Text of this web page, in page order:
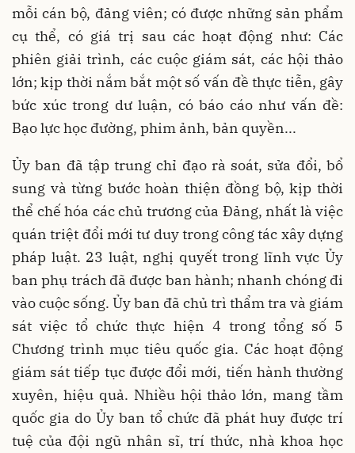
mỗi cán bộ, đảng viên; có được những sản phẩm
cụ thể, có giá trị sau các hoạt động như: Các
phiên giải trình, các cuộc giám sát, các hội thảo
lớn; kịp thời nắm bắt một số vấn đề thực tiễn, gây
bức xúc trong dư luận, có báo cáo như vấn đề:
Bạo lực học đường, phim ảnh, bản quyền...
Ủy ban đã tập trung chỉ đạo rà soát, sửa đổi, bổ
sung và từng bước hoàn thiện đồng bộ, kịp thời
thể chế hóa các chủ trương của Đảng, nhất là việc
quán triệt đổi mới tư duy trong công tác xây dựng
pháp luật. 23 luật, nghị quyết trong lĩnh vực Ủy
ban phụ trách đã được ban hành; nhanh chóng đi
vào cuộc sống. Ủy ban đã chủ trì thẩm tra và giám
sát việc tổ chức thực hiện 4 trong tổng số 5
Chương trình mục tiêu quốc gia. Các hoạt động
giám sát tiếp tục được đổi mới, tiến hành thường
xuyên, hiệu quả. Nhiều hội thảo lớn, mang tầm
quốc gia do Ủy ban tổ chức đã phát huy được trí
tuệ của đội ngũ nhân sĩ, trí thức, nhà khoa học